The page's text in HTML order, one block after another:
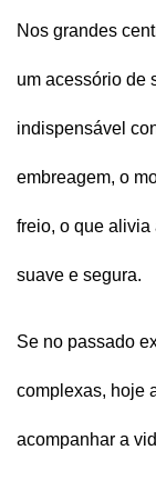
Nos grandes
um acessório de
indispensável
embreagem, o
freio, o que alivia
suave e segura.
Se no passado
complexas, hoje
acompanhar a